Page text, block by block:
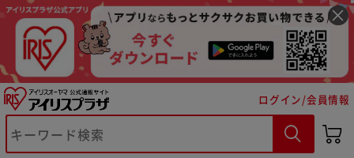
ログイン/会員情報
※ご確認ください